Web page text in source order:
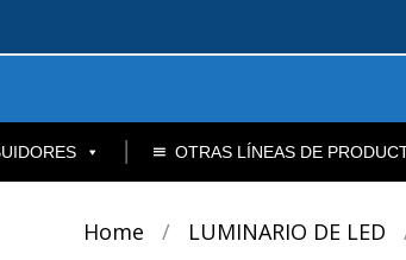
OTRAS LÍNEAS DE
Home / LUMINARIO DE LED